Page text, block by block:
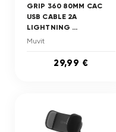
GRIP 360 80MM CAC
USB CABLE 2A
LIGHTNING ...
Muvit
29,99 €